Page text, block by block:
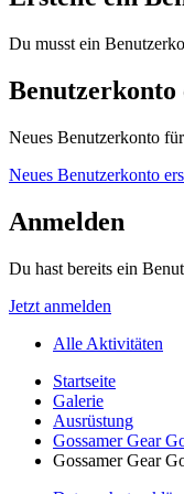
Du musst ein
Benutzerkonto
Neues Benutzerkonto
Neues Benutzerkonto
Anmelden
Du hast bereits ein
Jetzt anmelden
Alle Aktivitäten
Startseite
Galerie
Ausrüstung
Gossamer Gear
Gossamer Gear